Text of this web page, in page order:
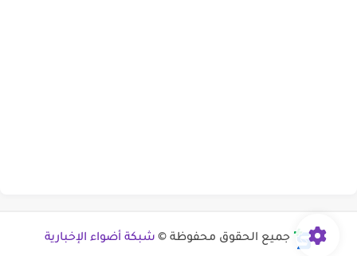
جميع الحقوق محفوظة © شبكة أضواء الإخبارية